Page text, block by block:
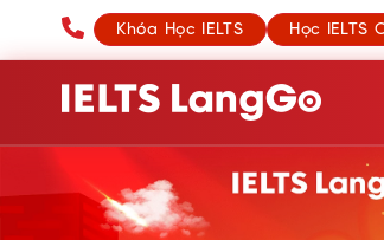
Khóa Học IELTS Học IELTS